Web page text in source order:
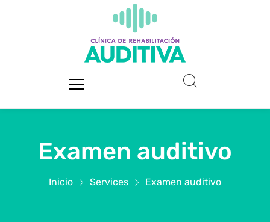
Examen auditivo
Inicio Services Examen auditivo